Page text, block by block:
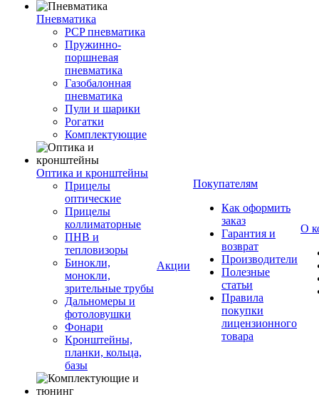
Пневматика
PCP пневматика
Пружинно-
поршневая
пневматика
Газобалонная
пневматика
Пули и шарики
Рогатки
Комплектующие
Оптика и кронштейны
Прицелы
оптические
Прицелы
коллиматорные
ПНВ и
тепловизоры
Бинокли,
монокли,
зрительные трубы
Дальномеры и
фотоловушки
Фонари
Кронштейны,
планки, кольца,
базы
Акции
Покупателям
Как оформить
заказ
Гарантия и
возврат
Производители
Полезные
статьи
Правила
покупки
лицензионного
товара
О